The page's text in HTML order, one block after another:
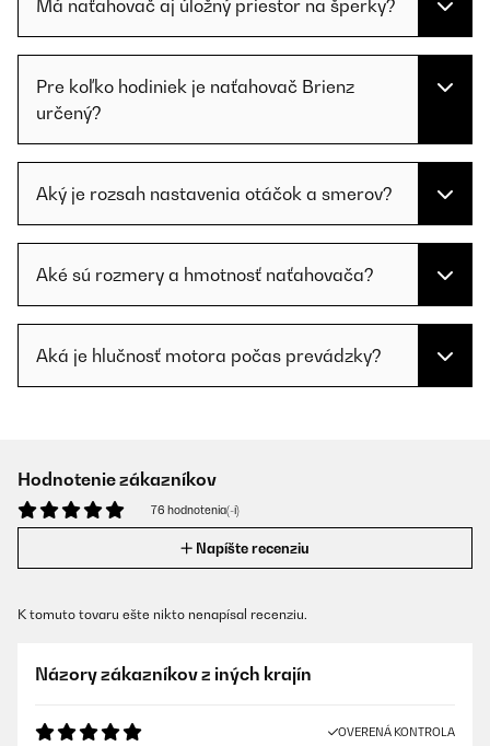
Má naťahovač aj úložný priestor na šperky?
Pre koľko hodiniek je naťahovač Brienz
určený?
Aký je rozsah nastavenia otáčok a smerov?
Aké sú rozmery a hmotnosť naťahovača?
Aká je hlučnosť motora počas prevádzky?
Hodnotenie zákazníkov
76 hodnotenia(-í)
Napíšte recenziu
K tomuto tovaru ešte nikto nenapísal recenziu.
Názory zákazníkov z iných krajín
OVERENÁ KONTROLA